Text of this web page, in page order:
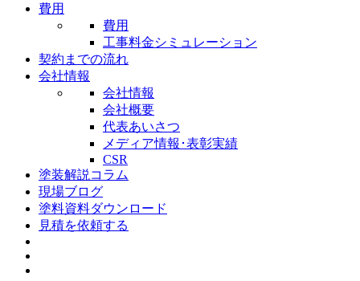
費用
費用
工事料金シミュレーション
契約までの流れ
会社情報
会社情報
会社概要
代表あいさつ
メディア情報･表彰実績
CSR
塗装解説コラム
現場ブログ
塗料資料ダウンロード
見積を依頼する